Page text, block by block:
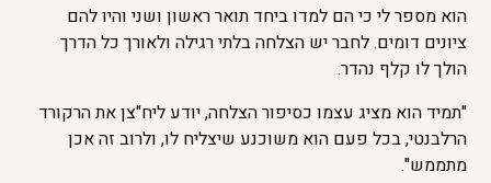
הוא מספר לי כי הם למדו ביחד תואר ראשון ושני והיו להם
ציונים דומים. לחבר יש הצלחה בלתי רגילה ולאורך כל הדרך
הולך לו קלף נהדר.
"תמיד הוא מציג עצמו כסיפור הצלחה, יודע ליח"צן את הרקורד
הרלבנטי, בכל פעם הוא משוכנע שיצליח לו, ולרוב זה אכן
מתממש".